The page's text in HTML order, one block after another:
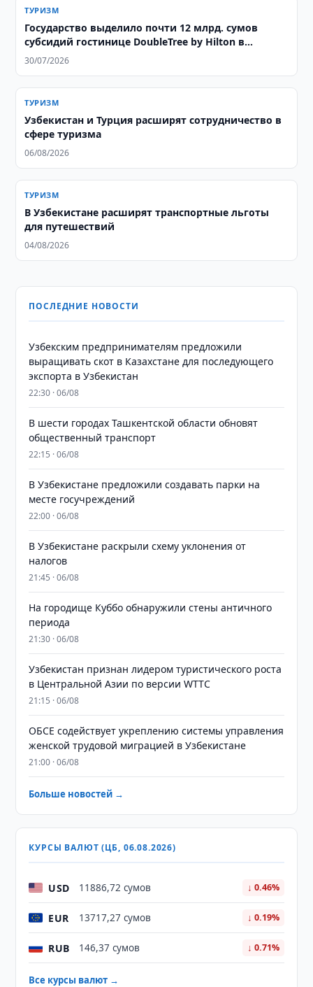
ТУРИЗМ
Государство выделило почти 12 млрд. сумов
субсидий гостинице DoubleTree by Hilton в
Ташкенте
30/07/2026
ТУРИЗМ
Узбекистан и Турция расширят сотрудничество в
сфере туризма
06/08/2026
ТУРИЗМ
В Узбекистане расширят транспортные льготы
для путешествий
04/08/2026
ПОСЛЕДНИЕ НОВОСТИ
Узбекским предпринимателям предложили
выращивать скот в Казахстане для последующего
экспорта в Узбекистан
22:30 · 06/08
В шести городах Ташкентской области обновят
общественный транспорт
22:15 · 06/08
В Узбекистане предложили создавать парки на
месте госучреждений
22:00 · 06/08
В Узбекистане раскрыли схему уклонения от
налогов
21:45 · 06/08
На городище Куббо обнаружили стены античного
периода
21:30 · 06/08
Узбекистан признан лидером туристического роста
в Центральной Азии по версии WTTC
21:15 · 06/08
ОБСЕ содействует укреплению системы управления
женской трудовой миграцией в Узбекистане
21:00 · 06/08
Больше новостей →
КУРСЫ ВАЛЮТ (ЦБ, 06.08.2026)
USD 11886,72 сумов ↓ 0.46%
EUR 13717,27 сумов ↓ 0.19%
RUB 146,37 сумов ↓ 0.71%
Все курсы валют →